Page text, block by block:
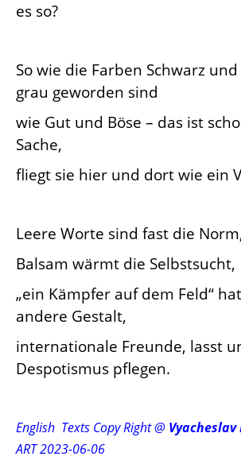
es so?
So wie die Farben Schwarz
grau geworden sind
wie Gut und Böse – das ist
Sache,
fliegt sie hier und dort wie ein
Leere Worte sind fast die
Balsam wärmt die Selbstsucht,
„ein Kämpfer auf dem Feld“
andere Gestalt,
internationale Freunde, lasst
Despotismus pflegen.
English Texts Copy Right @ Vyacheslav
ART 2023-06-06